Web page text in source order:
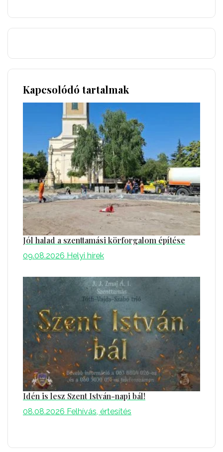
Kapcsolódó tartalmak
Jól halad a szenttamási körforgalom építése
09.08.2026 Helyi hírek
Idén is lesz Szent István-napi bál!
08.08.2026 Felhívás, értesítés